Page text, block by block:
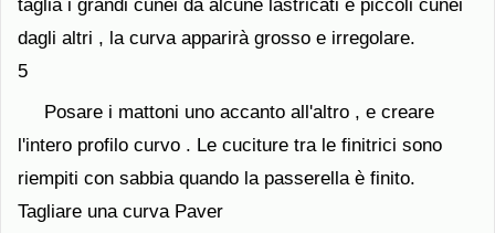
taglia i grandi cunei da alcune lastricati e piccoli cunei
dagli altri , la curva apparirà grosso e irregolare.
5
Posare i mattoni uno accanto all'altro , e creare
l'intero profilo curvo . Le cuciture tra le finitrici sono
riempiti con sabbia quando la passerella è finito.
Tagliare una curva Paver